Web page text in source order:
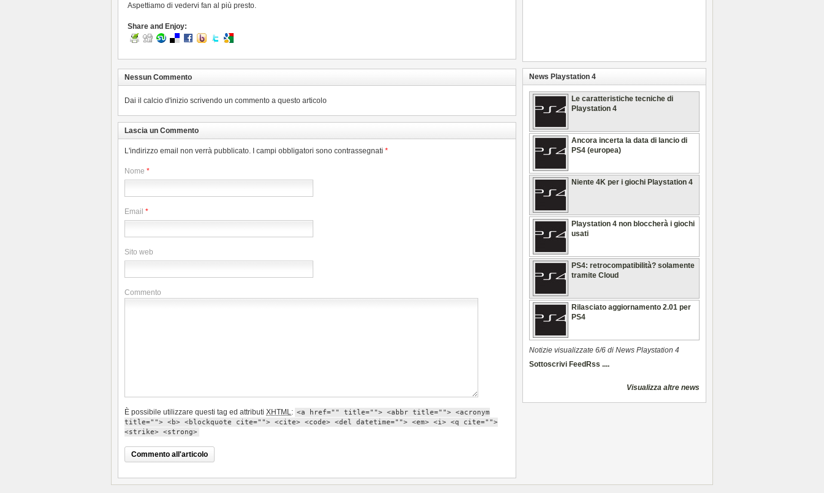
Aspettiamo di vedervi fan al più presto.
Share and Enjoy:
Nessun Commento
Dai il calcio d'inizio scrivendo un commento a questo articolo
Lascia un Commento
L'indirizzo email non verrà pubblicato. I campi obbligatori sono contrassegnati *
Nome *
Email *
Sito web
Commento
È possibile utilizzare questi tag ed attributi XHTML: <a href="" title=""> <abbr title=""> <acronym
title=""> <b> <blockquote cite=""> <cite> <code> <del datetime=""> <em> <i> <q cite="">
<strike> <strong>
News Playstation 4
Le caratteristiche tecniche di
Playstation 4
Ancora incerta la data di lancio di
PS4 (europea)
Niente 4K per i giochi Playstation 4
Playstation 4 non bloccherà i giochi
usati
PS4: retrocompatibilità? solamente
tramite Cloud
Rilasciato aggiornamento 2.01 per
PS4
Notizie visualizzate 6/6 di News Playstation 4
Sottoscrivi FeedRss ....
Visualizza altre news